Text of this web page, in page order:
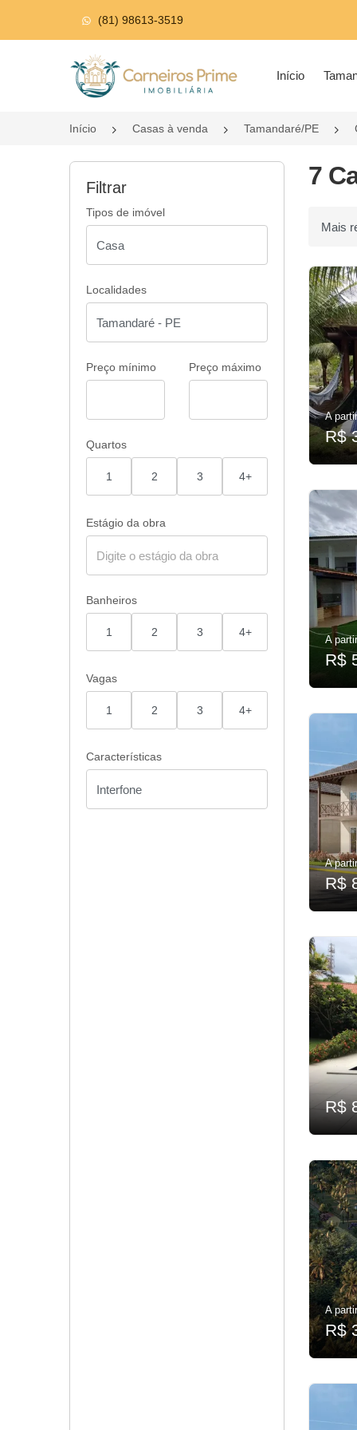
(81) 98613-3519
Página inicial
Início
Início Casas à venda Tamandaré/PE
Filtrar
Tipos de imóvel
Localidades
Preço mínimo Preço máximo
Quartos
1 2 3 4+
Estágio da obra
Banheiros
1 2 3 4+
Vagas
1 2 3 4+
Características
7
Ordenar
A
R$
A
R$
A
R$
R$
A
R$